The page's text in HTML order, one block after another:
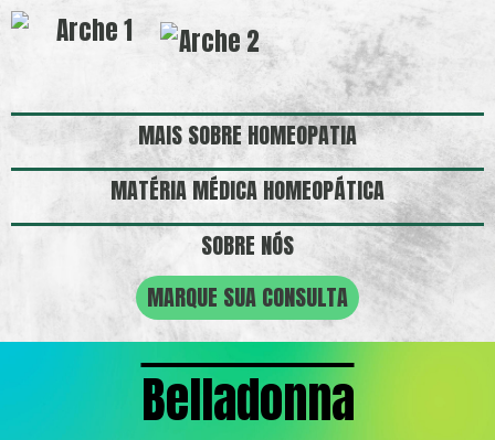
MAIS SOBRE HOMEOPATIA
MATÉRIA MÉDICA HOMEOPÁTICA
SOBRE NÓS
MARQUE SUA CONSULTA
Belladonna